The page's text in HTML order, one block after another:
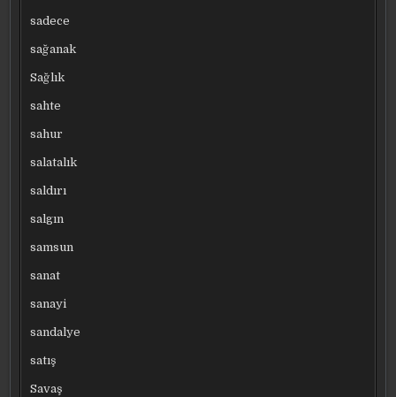
sadece
sağanak
Sağlık
sahte
sahur
salatalık
saldırı
salgın
samsun
sanat
sanayi
sandalye
satış
Savaş